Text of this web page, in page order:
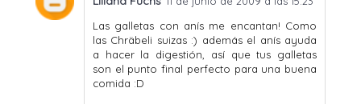
Las galletas con anís me encantan! Como
las Chräbeli suizas :) además el anís ayuda
a hacer la digestión, así que tus galletas
son el punto final perfecto para una buena
comida :D